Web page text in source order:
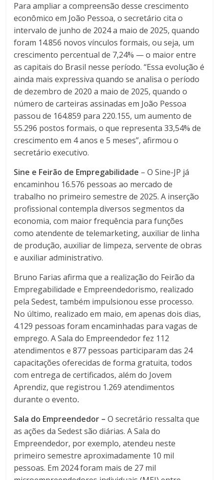
Para ampliar a compreensão desse crescimento
econômico em João Pessoa, o secretário cita o
intervalo de junho de 2024 a maio de 2025, quando
foram 14.856 novos vínculos formais, ou seja, um
crescimento percentual de 7,24% — o maior entre
as capitais do Brasil nesse período. “Essa evolução é
ainda mais expressiva quando se analisa o período
de dezembro de 2020 a maio de 2025, quando o
número de carteiras assinadas em João Pessoa
passou de 164.859 para 220.155, um aumento de
55.296 postos formais, o que representa 33,54% de
crescimento em 4 anos e 5 meses”, afirmou o
secretário executivo.
Sine e Feirão de Empregabilidade – O Sine-JP já
encaminhou 16.576 pessoas ao mercado de
trabalho no primeiro semestre de 2025. A inserção
profissional contempla diversos segmentos da
economia, com maior frequência para funções
como atendente de telemarketing, auxiliar de linha
de produção, auxiliar de limpeza, servente de obras
e auxiliar administrativo.
Bruno Farias afirma que a realização do Feirão da
Empregabilidade e Empreendedorismo, realizado
pela Sedest, também impulsionou esse processo.
No último, realizado em maio, em apenas dois dias,
4.129 pessoas foram encaminhadas para vagas de
emprego. A Sala do Empreendedor fez 112
atendimentos e 877 pessoas participaram das 24
capacitações oferecidas de forma gratuita, todos
com entrega de certificados, além do Jovem
Aprendiz, que registrou 1.269 atendimentos
durante o evento.
Sala do Empreendedor – O secretário ressalta que
as ações da Sedest são diárias. A Sala do
Empreendedor, por exemplo, atendeu neste
primeiro semestre aproximadamente 10 mil
pessoas. Em 2024 foram mais de 27 mil